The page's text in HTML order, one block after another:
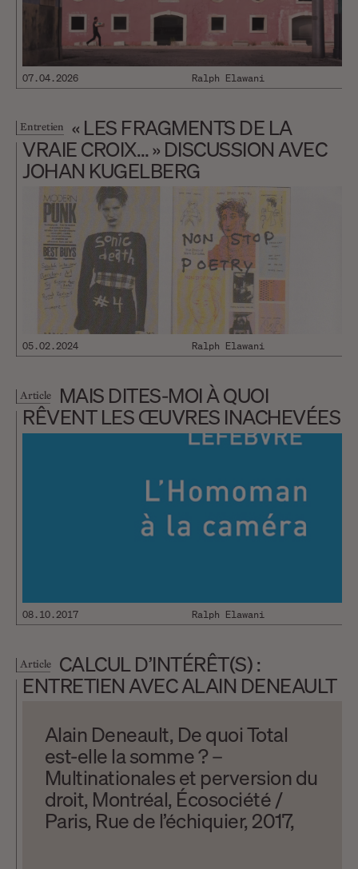
07.04.2026 Ralph Elawani
Entretien
« LES FRAGMENTS DE LA
VRAIE CROIX… » DISCUSSION AVEC
JOHAN KUGELBERG
05.02.2024 Ralph Elawani
Article
MAIS DITES-MOI À QUOI
RÊVENT LES ŒUVRES INACHEVÉES
08.10.2017 Ralph Elawani
Article
CALCUL D’INTÉRÊT(S) :
ENTRETIEN AVEC ALAIN DENEAULT
Alain Deneault, De quoi Total
est-elle la somme ? –
Multinationales et perversion du
droit, Montréal, Écosociété /
Paris, Rue de l’échiquier, 2017,